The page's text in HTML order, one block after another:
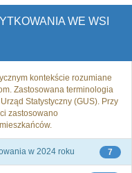
WE WSI
kontekście rozumiane
Zastosowana terminologia
Statystyczny (GUS). Przy
zastosowano
7
w 2024 roku